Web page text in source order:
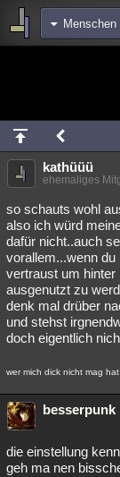
Menschen
Chat Wiki
meine Rubriken
Menschen
Spiritualität
Natur Umfragen
weitere Rubriken
Philosophie
Astronomie
Musik Clash
Übersichten
Besucht
Lesenswert
kathüüü
ehemaliges
so schauts wohl
also ich würd
dafür nicht..auch
vorallem...wenn
vertraust um hinter
ausgenutzt zu
denk mal drüber
und stehst
doch eigentlich
wer mich dick nicht mag
besserpunk
die einstellung
geh ma nen